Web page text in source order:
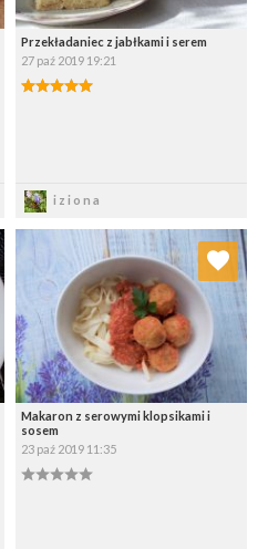
Przekładaniec z jabłkami i serem
27 paź 2019 19:21
iziona
Makaron z serowymi klopsikami i
sosem
23 paź 2019 11:35
Dodaj do ulubionych
Wybierz listę: